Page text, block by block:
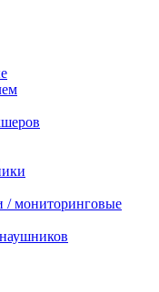
мониторинговые